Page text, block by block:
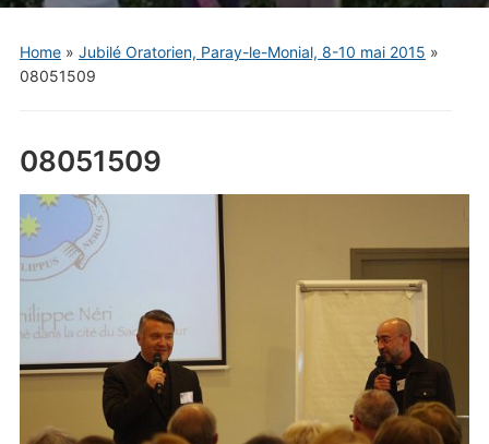
menu
Home» Jubilé Oratorien, Paray-le-Monial, 8-10 mai 2015 »
08051509
08051509